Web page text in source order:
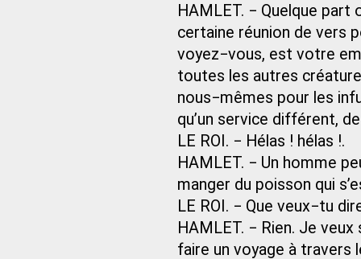
HAMLET. − Quelque part
certaine réunion de vers
voyez−vous, est votre
toutes les autres
nous−mêmes pour les
qu’un service différent,
LE ROI. − Hélas ! hélas !.
HAMLET. − Un homme
manger du poisson qui
LE ROI. − Que veux−tu
HAMLET. − Rien. Je
faire un voyage à travers